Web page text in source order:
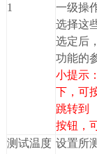
1
一级操
选择这
选定后
功能的
小提示
下，可
跳转到
按钮，
测试温度 设置所